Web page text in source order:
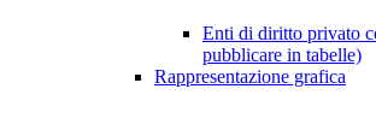
Enti di diritto privato
pubblicare in tabelle)
Rappresentazione grafica